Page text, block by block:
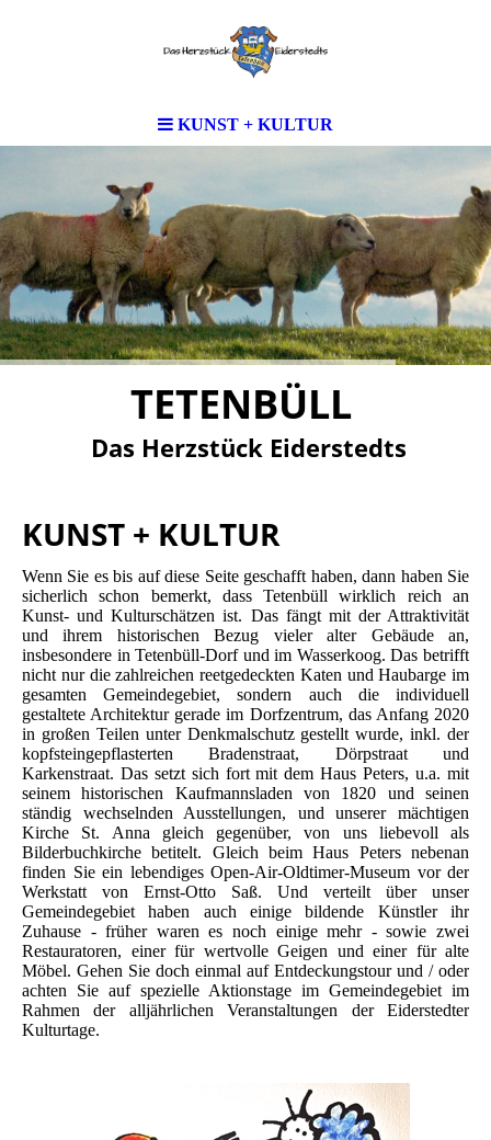
KUNST + KULTUR
TETENBÜLL
Das Herzstück Eiderstedts
KUNST + KULTUR
Wenn Sie es bis auf diese Seite geschafft haben, dann haben Sie
sicherlich schon bemerkt, dass Tetenbüll wirklich reich an
Kunst- und Kulturschätzen ist. Das fängt mit der Attraktivität
und ihrem historischen Bezug vieler alter Gebäude an,
insbesondere in Tetenbüll-Dorf und im Wasserkoog. Das betrifft
nicht nur die zahlreichen reetgedeckten Katen und Haubarge im
gesamten Gemeindegebiet, sondern auch die individuell
gestaltete Architektur gerade im Dorfzentrum, das Anfang 2020
in großen Teilen unter Denkmalschutz gestellt wurde, inkl. der
kopfsteingepflasterten Bradenstraat, Dörpstraat und
Karkenstraat. Das setzt sich fort mit dem Haus Peters, u.a. mit
seinem historischen Kaufmannsladen von 1820 und seinen
ständig wechselnden Ausstellungen, und unserer mächtigen
Kirche St. Anna gleich gegenüber, von uns liebevoll als
Bilderbuchkirche betitelt. Gleich beim Haus Peters nebenan
finden Sie ein lebendiges Open-Air-Oldtimer-Museum vor der
Werkstatt von Ernst-Otto Saß. Und verteilt über unser
Gemeindegebiet haben auch einige bildende Künstler ihr
Zuhause - früher waren es noch einige mehr - sowie zwei
Restauratoren, einer für wertvolle Geigen und einer für alte
Möbel. Gehen Sie doch einmal auf Entdeckungstour und / oder
achten Sie auf spezielle Aktionstage im Gemeindegebiet im
Rahmen der alljährlichen Veranstaltungen der Eiderstedter
Kulturtage.